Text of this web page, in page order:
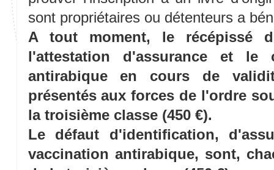
sont propriétaires ou détenteurs a
A tout moment, le récépissé
l'attestation d'assurance et le
antirabique en cours de
présentés aux forces de l'ordre
la troisième classe (450 €).
Le défaut d'identification,
vaccination antirabique, sont,